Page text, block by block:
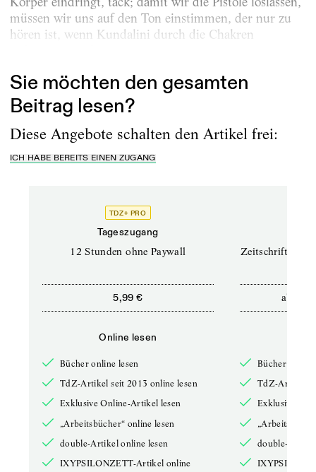
müssen wir uns auf den Ton einstimmen, der nur zu
hören ist, wenn Kundalini durch die Chakren
Sie möchten den gesamten
Beitrag lesen?
Diese Angebote schalten den Artikel frei:
ICH HABE BEREITS EINEN ZUGANG
TDZ+ PRO
Tageszugang
12 Stunden ohne Paywall
5,99 €
Online lesen
Bücher online lesen
TdZ-Artikel seit 2013 online lesen
Exklusive Online-Artikel lesen
„Arbeitsbücher“ online lesen
double-Artikel online lesen
IXYPSILONZETT-Artikel online
Zeitschriften
ab
Bücher online
TdZ-Artikel
Exklusive
double-